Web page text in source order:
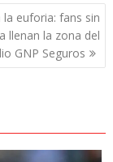
la euforia: fans sin
llenan la zona del
GNP Seguros